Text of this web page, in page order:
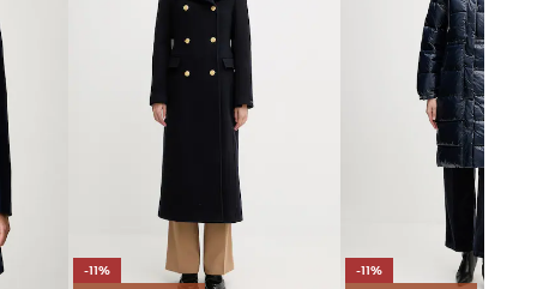
-11%
-11%